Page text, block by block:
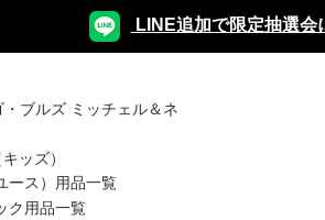
LINE追加で限定抽選会
・ブルズ ミッチェル＆ネ
ッズ）
ース）用品一覧
ク用品一覧